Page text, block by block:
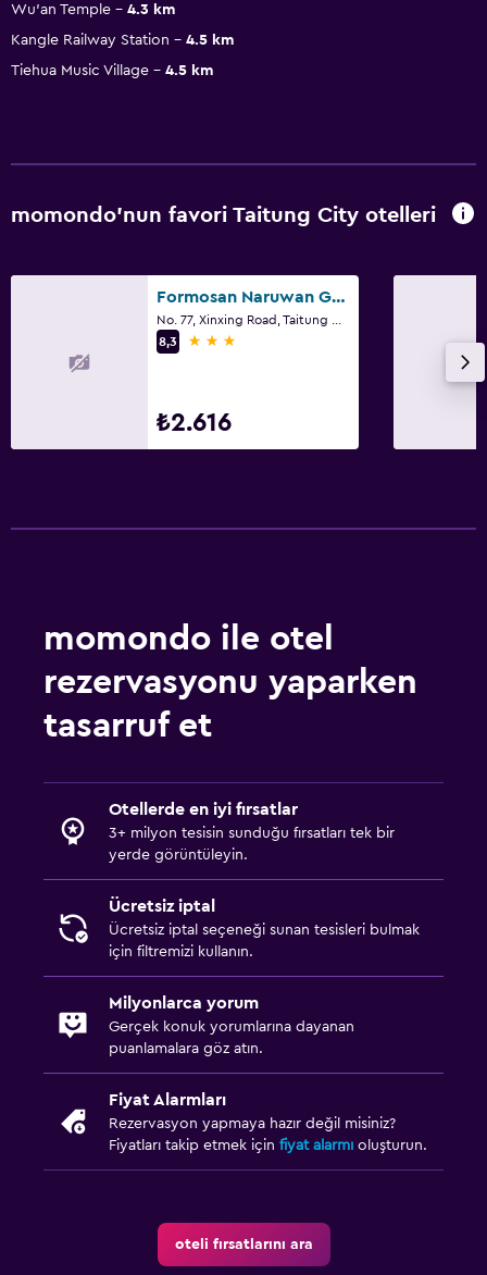
Wu'an Temple
4.3 km
Kangle Railway Station
4.5 km
Tiehua Music Village
4.5 km
momondo'nun favori Taitung City otelleri
Formosan Naruwan Garden Hotel
8,3
3 yıldız
₺2.616
momondo ile otel
rezervasyonu yaparken
tasarruf et
Otellerde en iyi fırsatlar
3+ milyon tesisin sunduğu fırsatları tek bir
yerde görüntüleyin.
Ücretsiz iptal
Ücretsiz iptal seçeneği sunan tesisleri bulmak
için filtremizi kullanın.
Milyonlarca yorum
Gerçek konuk yorumlarına dayanan
puanlamalara göz atın.
Fiyat Alarmları
Rezervasyon yapmaya hazır değil misiniz?
Fiyatları takip etmek için fiyat alarmı oluşturun.
oteli fırsatlarını ara